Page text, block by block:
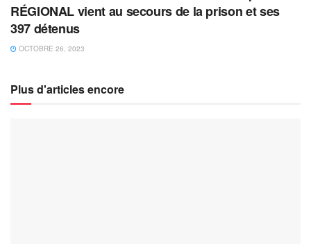
RÉGIONAL vient au secours de la prison et ses
397 détenus
OCTOBRE 26, 2023
Plus d'articles encore